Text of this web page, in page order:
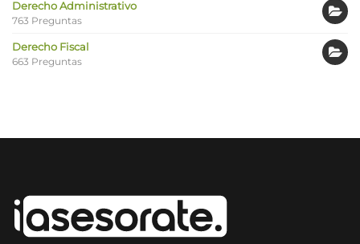
Derecho Administrativo
763 Preguntas
Derecho Fiscal
663 Preguntas